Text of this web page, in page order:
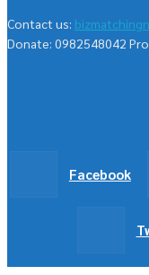
Contact us:
Donate: 0982548042
Facebook